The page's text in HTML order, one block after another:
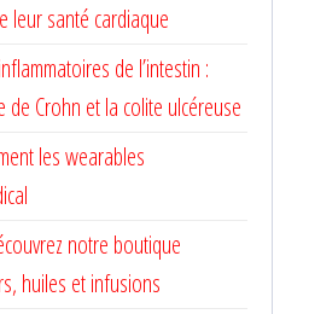
leur santé cardiaque
de l’intestin :
de Crohn et la colite ulcéreuse
les wearables
notre boutique
huiles et infusions